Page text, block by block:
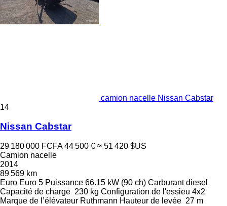
camion nacelle Nissan Cabstar
14
Nissan Cabstar
29 180 000 FCFA 44 500 € ≈ 51 420 $US
Camion nacelle
2014
89 569 km
Euro Euro 5 Puissance 66.15 kW (90 ch) Carburant diesel
Capacité de charge 230 kg Configuration de l'essieu 4x2
Marque de l’élévateur Ruthmann Hauteur de levée 27 m